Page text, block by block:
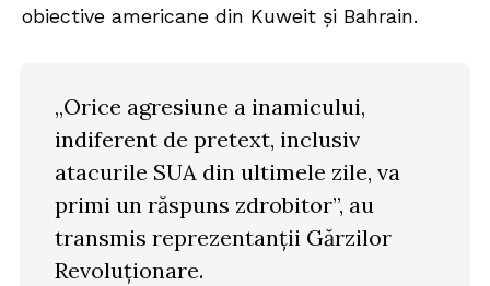
obiective americane din Kuweit și Bahrain.
„Orice agresiune a inamicului,
indiferent de pretext, inclusiv
atacurile SUA din ultimele zile, va
primi un răspuns zdrobitor”, au
transmis reprezentanții Gărzilor
Revoluționare.